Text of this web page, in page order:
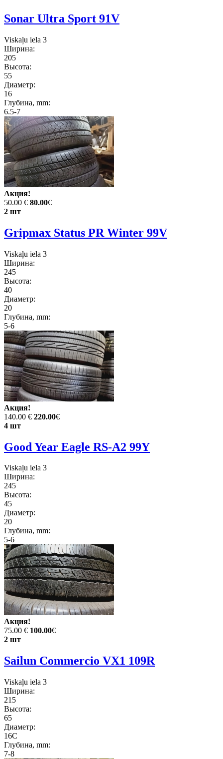
Sonar Ultra Sport 91V
Viskaļu iela 3
Ширина:
205
Высота:
55
Диаметр:
16
Глубина, mm:
6.5-7
Акция!
50.00 € 80.00€
2 шт
Gripmax Status PR Winter 99V
Viskaļu iela 3
Ширина:
245
Высота:
40
Диаметр:
20
Глубина, mm:
5-6
Акция!
140.00 € 220.00€
4 шт
Good Year Eagle RS-A2 99Y
Viskaļu iela 3
Ширина:
245
Высота:
45
Диаметр:
20
Глубина, mm:
5-6
Акция!
75.00 € 100.00€
2 шт
Sailun Commercio VX1 109R
Viskaļu iela 3
Ширина:
215
Высота:
65
Диаметр:
16C
Глубина, mm:
7-8